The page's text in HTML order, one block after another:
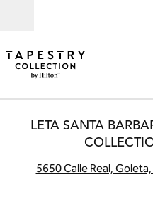
LETA SANTA
5650 Calle Real,